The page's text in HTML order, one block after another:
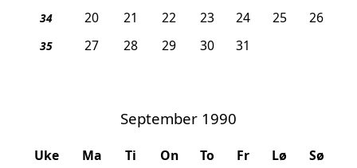
34 20 21 22 23 24 25 26
35 27 28 29 30 31
September 1990
Uke Ma Ti On To Fr Lø Sø